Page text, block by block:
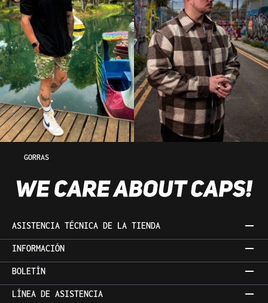
GORRAS
ASISTENCIA TÉCNICA DE LA TIENDA
INFORMACIÓN
BOLETÍN
LÍNEA DE ASISTENCIA